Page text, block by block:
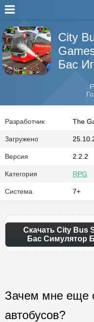
City
Бас
Разработчик The
Загружено
Версия 2.2.2
Категория RPG
Система 7+
Скачать City Bus
Бас Симулятор
Зачем мне еще
автобусов?